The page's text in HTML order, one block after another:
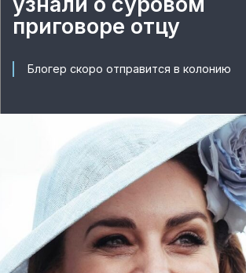
приговоре отцу
Блогер скоро отправится в колонию